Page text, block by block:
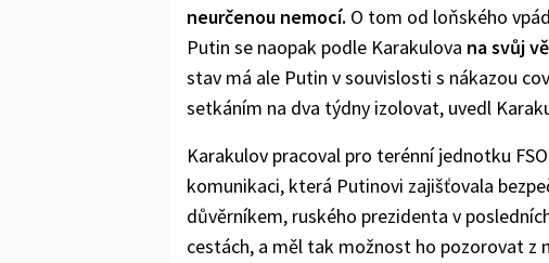
neurčenou nemocí. O tom od loňského
Putin se naopak podle Karakulova na svůj
stav má ale Putin v souvislosti s nákazou
setkáním na dva týdny izolovat, uvedl
Karakulov pracoval pro terénní jednotku
komunikaci, která Putinovi zajišťovala
důvěrníkem, ruského prezidenta v
cestách, a měl tak možnost ho pozorovat